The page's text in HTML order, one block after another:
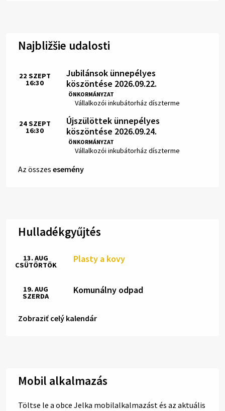
Najbližšie udalosti
Jubilánsok ünnepélyes
köszöntése 2026.09.22.
ÖNKORMÁNYZAT
Hely:
Vállalkozói inkubátorház díszterme
Idő:
22 SZEPT
16:30
Újszülöttek ünnepélyes
köszöntése 2026.09.24.
ÖNKORMÁNYZAT
Hely:
Vállalkozói inkubátorház díszterme
Idő:
24SZEPT
16:30
Az összes esemény
Hulladékgyűjtés
Plasty a kovy
13. AUG
CSÜTÖRTÖK
Komunálny odpad
19. AUG
SZERDA
Zobraziť celý kalendár
Mobil alkalmazás
Töltse le a obce Jelka mobilalkalmazást és az aktuális